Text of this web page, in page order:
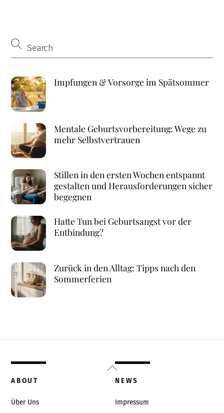
Impfungen & Vorsorge im Spätsommer
Mentale Geburtsvorbereitung: Wege zu
mehr Selbstvertrauen
Stillen in den ersten Wochen entspannt
gestalten und Herausforderungen sicher
begegnen
Hatte Tun bei Geburtsangst vor der
Entbindung?
Zurück in den Alltag: Tipps nach den
Sommerferien
Back
To
ABOUT
Über Uns
NEWS
Impressum